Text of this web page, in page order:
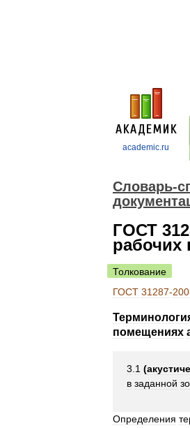
academic.ru
Словарь-
ГОСТ
рабочих
Толкование
ГОСТ 31287-
помещениях
3 1 (
в заданной
Определения